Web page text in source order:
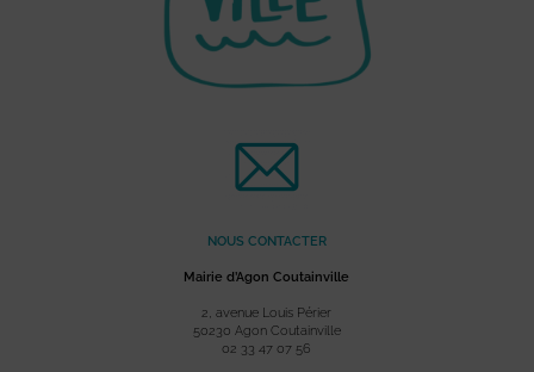
NOUS CONTACTER
Mairie d’Agon Coutainville
2, avenue Louis Périer
50230 Agon Coutainville
02 33 47 07 56